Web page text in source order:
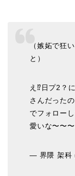
（嫉妬で狂
と）
え⁉️日プ2？
さんだった
でフォロー
愛いな〜〜
— 界隈 架科